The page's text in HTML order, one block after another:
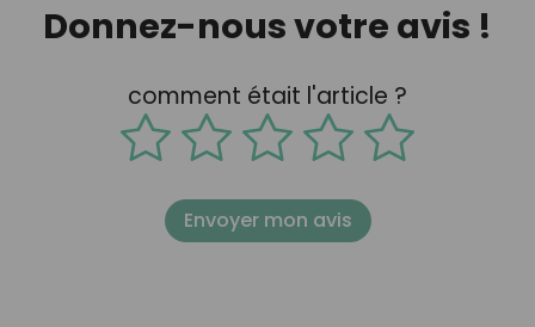
Donnez-nous votre avis !
comment était l'article ?
Envoyer mon avis